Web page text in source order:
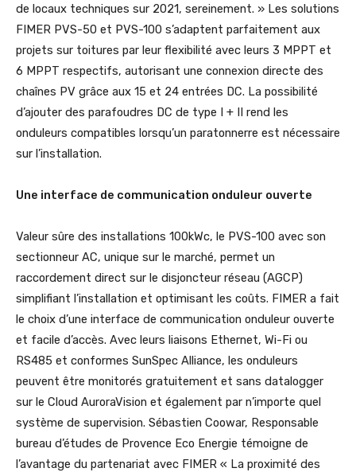
de locaux techniques sur 2021, sereinement. » Les solutions
FIMER PVS-50 et PVS-100 s’adaptent parfaitement aux
projets sur toitures par leur flexibilité avec leurs 3 MPPT et
6 MPPT respectifs, autorisant une connexion directe des
chaînes PV grâce aux 15 et 24 entrées DC. La possibilité
d’ajouter des parafoudres DC de type I + II rend les
onduleurs compatibles lorsqu’un paratonnerre est nécessaire
sur l’installation.
Une interface de communication onduleur ouverte
Valeur sûre des installations 100kWc, le PVS-100 avec son
sectionneur AC, unique sur le marché, permet un
raccordement direct sur le disjoncteur réseau (AGCP)
simplifiant l’installation et optimisant les coûts. FIMER a fait
le choix d’une interface de communication onduleur ouverte
et facile d’accès. Avec leurs liaisons Ethernet, Wi-Fi ou
RS485 et conformes SunSpec Alliance, les onduleurs
peuvent être monitorés gratuitement et sans datalogger
sur le Cloud AuroraVision et également par n’importe quel
système de supervision. Sébastien Coowar, Responsable
bureau d’études de Provence Eco Energie témoigne de
l’avantage du partenariat avec FIMER « La proximité des